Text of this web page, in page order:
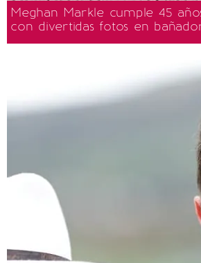
Meghan Markle cumple 45
con divertidas fotos en